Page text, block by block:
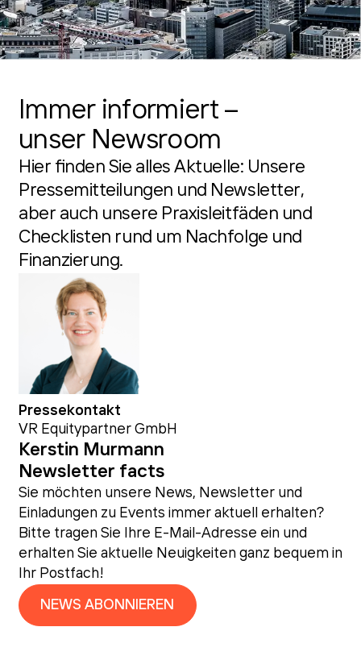
Immer informiert –
unser Newsroom
Hier finden Sie alles Aktuelle: Unsere
Pressemitteilungen und Newsletter,
aber auch unsere Praxisleitfäden und
Checklisten rund um Nachfolge und
Finanzierung.
Pressekontakt
VR Equitypartner GmbH
Kerstin Murmann
Newsletter facts
Sie möchten unsere News, Newsletter und
Einladungen zu Events immer aktuell erhalten?
Bitte tragen Sie Ihre E-Mail-Adresse ein und
erhalten Sie aktuelle Neuigkeiten ganz bequem in
Ihr Postfach!
NEWS ABONNIEREN